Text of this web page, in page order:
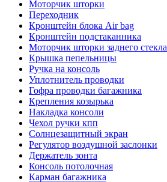
Моторчик шторки
Переходник
Кронштейн блока Air bag
Кронштейн подстаканника
Моторчик шторки заднего стекла
Крышка пепельницы
Ручка на консоль
Уплотнитель проводки
Гофра проводки багажника
Крепления козырька
Накладка консоли
Чехол ручки кпп
Солнцезащитный экран
Регулятор воздушной заслонки
Держатель зонта
Консоль потолочная
Карман багажника